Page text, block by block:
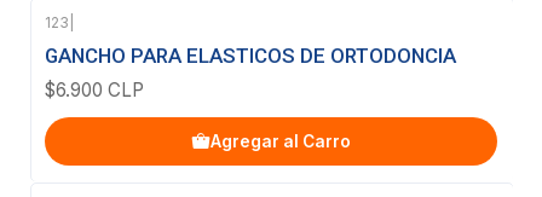
123
GANCHO PARA ELASTICOS DE ORTODONCIA
$6.900 CLP
Agregar al Carro